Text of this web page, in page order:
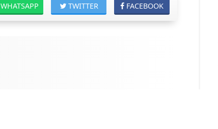
FACEBOOK
TWITTER
WHATSAPP